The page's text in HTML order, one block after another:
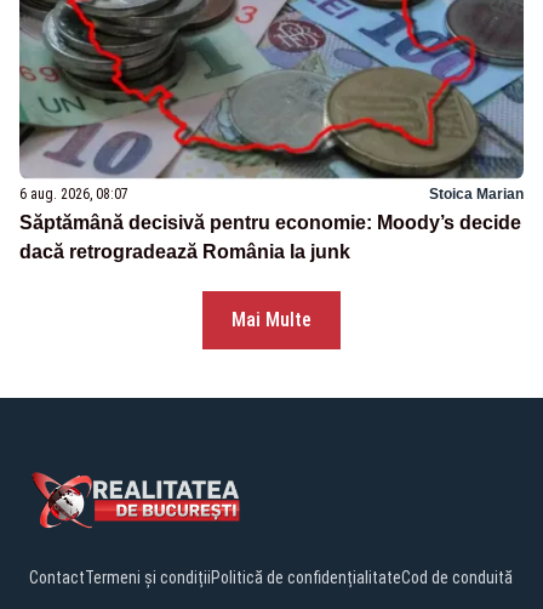
6 aug. 2026, 08:07 Stoica Marian
Săptămână decisivă pentru economie: Moody’s decide
dacă retrogradează România la junk
Mai Multe
ContactTermeni și condițiiPolitică de confidențialitateCod de conduită